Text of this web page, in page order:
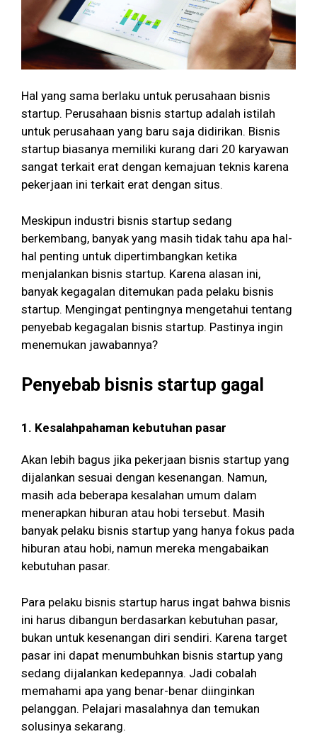
Hal yang sama berlaku untuk perusahaan bisnis
startup. Perusahaan bisnis startup adalah istilah
untuk perusahaan yang baru saja didirikan. Bisnis
startup biasanya memiliki kurang dari 20 karyawan
sangat terkait erat dengan kemajuan teknis karena
pekerjaan ini terkait erat dengan situs.
Meskipun industri bisnis startup sedang
berkembang, banyak yang masih tidak tahu apa hal-
hal penting untuk dipertimbangkan ketika
menjalankan bisnis startup. Karena alasan ini,
banyak kegagalan ditemukan pada pelaku bisnis
startup. Mengingat pentingnya mengetahui tentang
penyebab kegagalan bisnis startup. Pastinya ingin
menemukan jawabannya?
Penyebab bisnis startup gagal
1. Kesalahpahaman kebutuhan pasar
Akan lebih bagus jika pekerjaan bisnis startup yang
dijalankan sesuai dengan kesenangan. Namun,
masih ada beberapa kesalahan umum dalam
menerapkan hiburan atau hobi tersebut. Masih
banyak pelaku bisnis startup yang hanya fokus pada
hiburan atau hobi, namun mereka mengabaikan
kebutuhan pasar.
Para pelaku bisnis startup harus ingat bahwa bisnis
ini harus dibangun berdasarkan kebutuhan pasar,
bukan untuk kesenangan diri sendiri. Karena target
pasar ini dapat menumbuhkan bisnis startup yang
sedang dijalankan kedepannya. Jadi cobalah
memahami apa yang benar-benar diinginkan
pelanggan. Pelajari masalahnya dan temukan
solusinya sekarang.